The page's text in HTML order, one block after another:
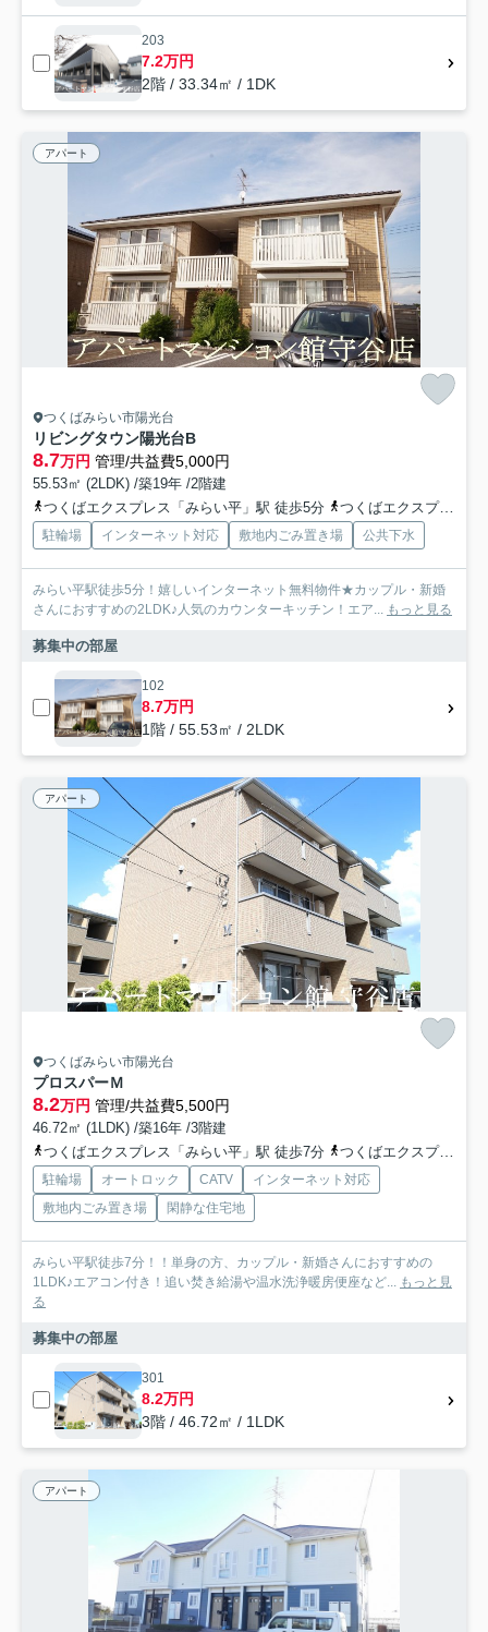
203
7.2万円
2階 / 33.34㎡ / 1DK
アパート
つくばみらい市陽光台
リビングタウン陽光台B
8.7万円 管理/共益費5,000円
55.53㎡ (2LDK) /築19年 /2階建
つくばエクスプレス「みらい平」駅 徒歩5分
つくばエクスプレス「みどりの」駅 徒歩66分
駐輪場 インターネット対応 敷地内ごみ置き場 公共下水
みらい平駅徒歩5分！嬉しいインターネット無料物件★カップル・新婚
さんにおすすめの2LDK♪人気のカウンターキッチン！エア...
もっと見る
募集中の部屋
102
8.7万円
1階 / 55.53㎡ / 2LDK
アパート
つくばみらい市陽光台
プロスパーＭ
8.2万円 管理/共益費5,500円
46.72㎡ (1LDK) /築16年 /3階建
つくばエクスプレス「みらい平」駅 徒歩7分
つくばエクスプレス「みどりの」駅 徒歩67分
駐輪場 オートロック CATV
インターネット対応
敷地内ごみ置き場
閑静な住宅地
みらい平駅徒歩7分！！単身の方、カップル・新婚さんにおすすめの
1LDK♪エアコン付き！追い焚き給湯や温水洗浄暖房便座など...
もっと見
る
募集中の部屋
301
8.2万円
3階 / 46.72㎡ / 1LDK
アパート